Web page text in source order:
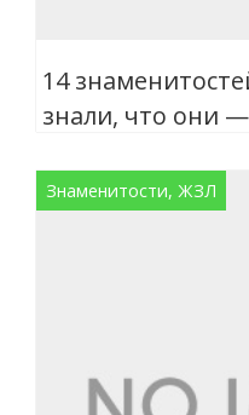
14
знали, что они
Знаменитости, ЖЗЛ